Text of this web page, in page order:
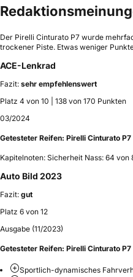
Der Pirelli Cinturato P7 wurde
trockener Piste. Etwas weniger
ACE-Lenkrad
Fazit: sehr empfehlenswert
Platz 4 von 10 | 138 von 170 Punkten
03/2024
Getesteter Reifen: Pirelli Cinturato
Kapitelnoten: Sicherheit Nass: 64
Auto Bild 2023
Fazit: gut
Platz 6 von 12
Ausgabe (11/2023)
Getesteter Reifen: Pirelli Cinturato
Sportlich-dynamisches